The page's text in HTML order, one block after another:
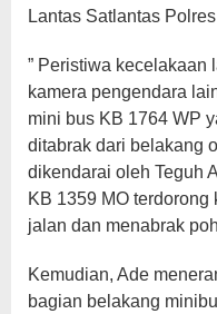
Lantas Satlantas
” Peristiwa kecelakaan
kamera pengendara
mini bus KB 1764 WP
ditabrak dari belakang
dikendarai oleh Teguh
KB 1359 MO
jalan dan menabrak
Kemudian, Ade
bagian belakang